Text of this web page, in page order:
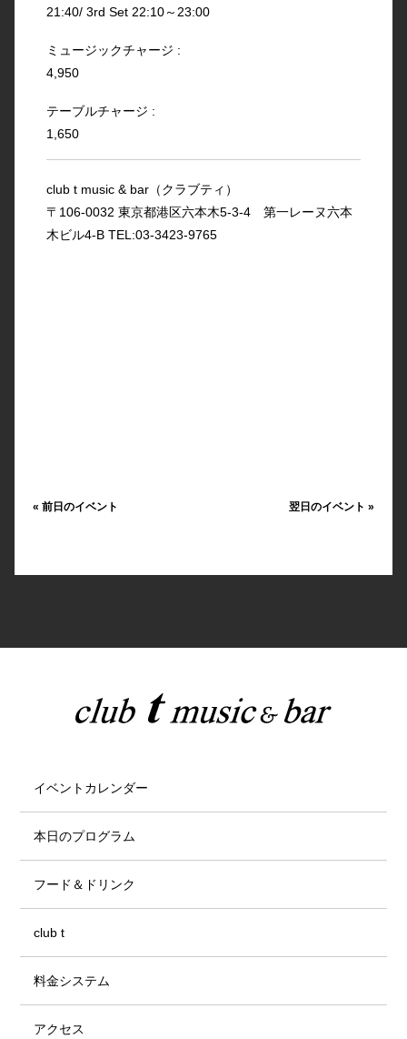
21:40/ 3rd Set 22:10～23:00
ミュージックチャージ :
4,950
テーブルチャージ :
1,650
club t music & bar（クラブティ）
〒106-0032 東京都港区六本木5-3-4 第一レーヌ六本
木ビル4-B TEL:03-3423-9765
« 前日のイベント 翌日のイベント»
イベントカレンダー
本日のプログラム
フード＆ドリンク
club t
料金システム
アクセス